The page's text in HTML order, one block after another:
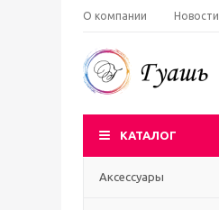
О компании Новости
КАТАЛОГ
Аксессуары